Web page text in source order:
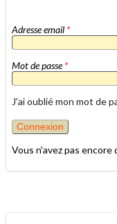
Adresse email *
Mot de passe*
J'ai oublié mon mot de
Vous n'avez pas encore